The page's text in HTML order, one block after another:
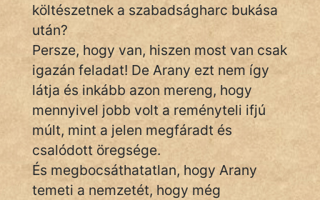
Hoffer Botond
szemfüles
költészetnek a szabadságharc bukása
után?
Persze, hogy van, hiszen most van csak
igazán feladat! De Arany ezt nem így
látja és inkább azon mereng, hogy
mennyivel jobb volt a reményteli ifjú
múlt, mint a jelen megfáradt és
csalódott öregsége.
És megbocsáthatatlan, hogy Arany
temeti a nemzetét, hogy még